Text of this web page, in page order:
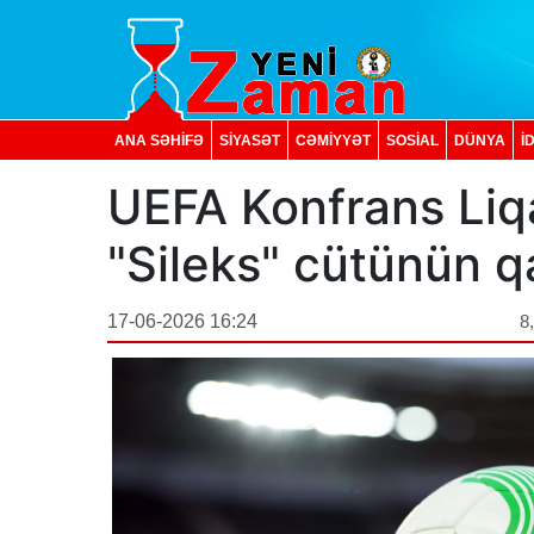
ANA SƏHİFƏ SİYASƏT CƏMİYYƏT SOSIAL DÜNYA
UEFA Konfrans
"Sileks" cütünün
17-06-2026 16:24